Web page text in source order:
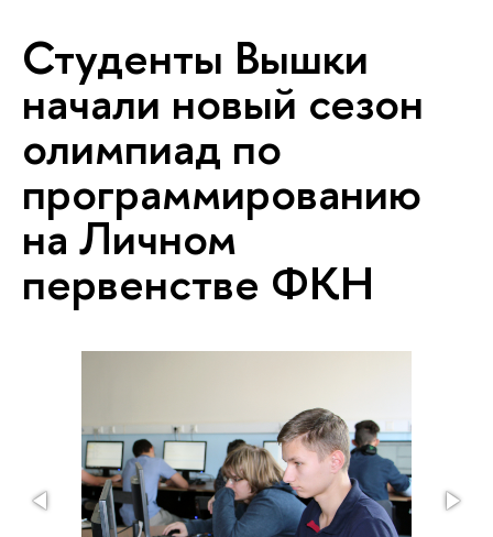
Студенты Вышки
начали новый сезон
олимпиад по
программированию
на Личном
первенстве ФКН